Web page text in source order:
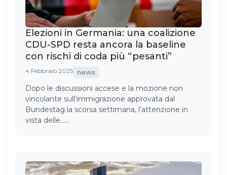
Elezioni in Germania: una coalizione
CDU-SPD resta ancora la baseline
con rischi di coda più “pesanti”
4 Febbraio 2025 news
Dopo le discussioni accese e la mozione non
vincolante sull’immigrazione approvata dal
Bundestag la scorsa settimana, l’attenzione in
vista delle……